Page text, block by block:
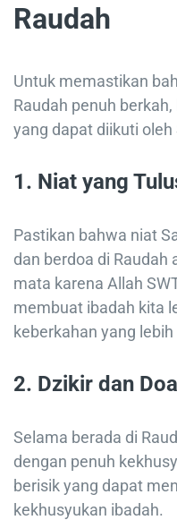
Raudah
Untuk memastikan
Raudah penuh
yang dapat diikuti oleh
1. Niat yang
Pastikan bahwa niat
dan berdoa di Raudah
mata karena Allah
membuat ibadah kita
keberkahan yang lebih
2. Dzikir dan
Selama berada di
dengan penuh
berisik yang dapat
kekhusyukan ibadah.